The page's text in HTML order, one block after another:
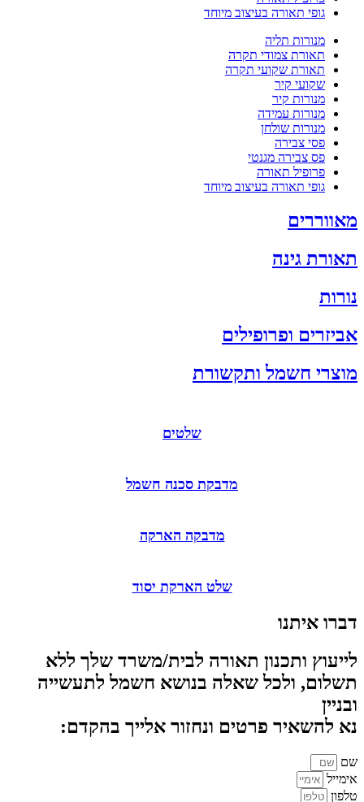
גופי תאורה בעיצוב מיוחד
מנורות תליה
תאורת צמודי תקרה
תאורת שקועי תקרה
שקועי קיר
מנורות קיר
מנורות עמידה
מנורות שולחן
פסי צבירה
פס צבירה מגנטי
פרופיל תאורה
גופי תאורה בעיצוב מיוחד
מאווררים
תאורת גינה
נורות
אביזרים ופרופילים
מוצרי חשמל ותקשורת
שלטים
מדבקת סכנה חשמל
מדבקה הארקה
שלט הארקת יסוד
דברו איתנו
לייעוץ ותכנון תאורה לבית/משרד שלך ללא
תשלום, ולכל שאלה בנושא חשמל לתעשייה
ובניין
נא להשאיר פרטים ונחזור אלייך בהקדם:
שם
אימייל
טלפון